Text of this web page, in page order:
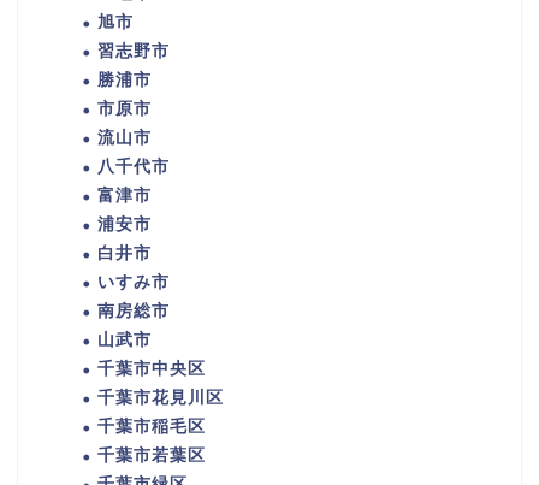
旭市
習志野市
勝浦市
市原市
流山市
八千代市
富津市
浦安市
白井市
いすみ市
南房総市
山武市
千葉市中央区
千葉市花見川区
千葉市稲毛区
千葉市若葉区